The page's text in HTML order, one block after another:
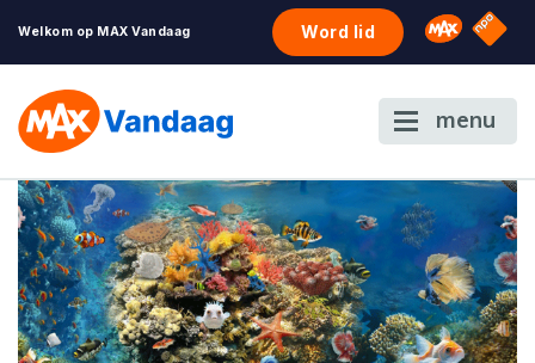
Welkom op MAX Vandaag Word lid Omroep
NPO
menu